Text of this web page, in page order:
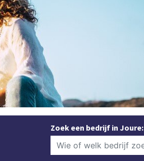
Zoek een bedrijf in Joure: